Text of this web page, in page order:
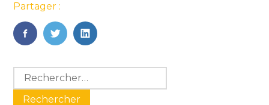
Partager :
FaceBook
TwitterLinkedIn
Blog
sidebar
Rechercher :